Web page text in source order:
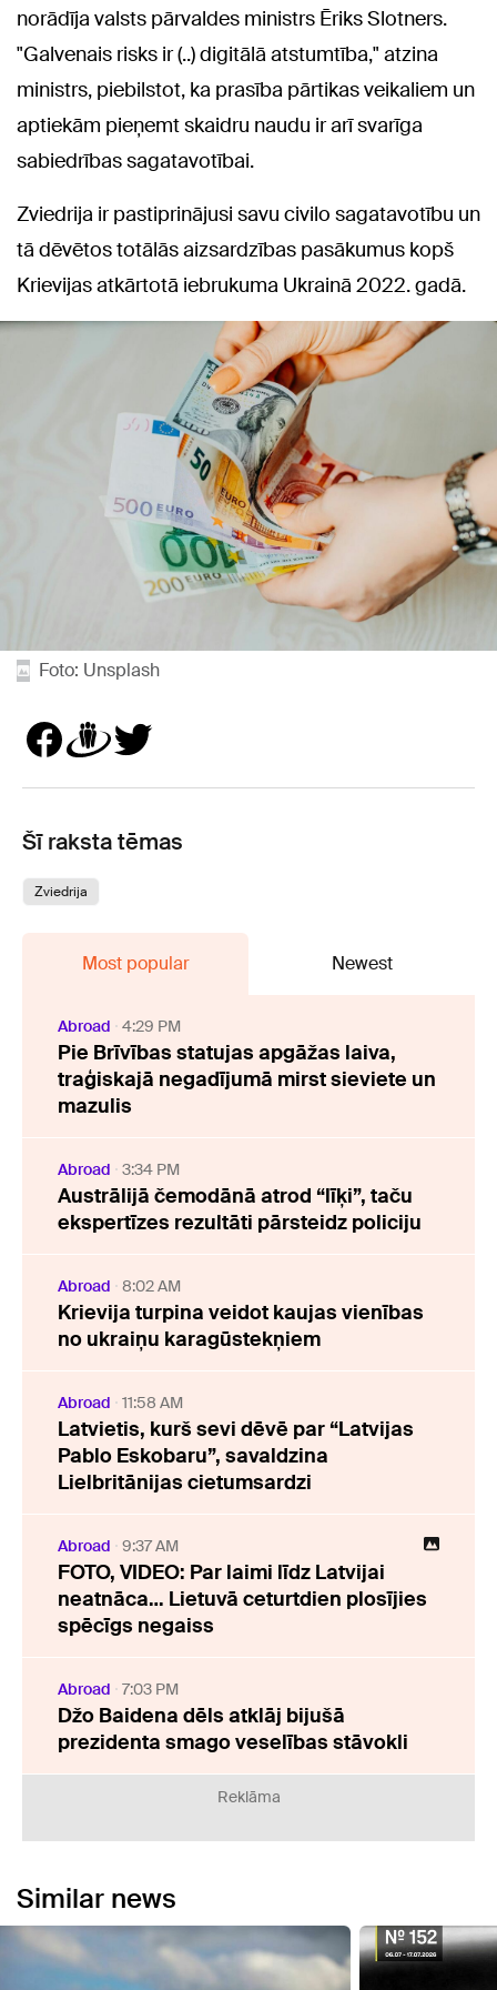
norādīja valsts pārvaldes ministrs Ēriks Slotners.
"Galvenais risks ir (..) digitālā atstumtība," atzina
ministrs, piebilstot, ka prasība pārtikas veikaliem un
aptiekām pieņemt skaidru naudu ir arī svarīga
sabiedrības sagatavotībai.
Zviedrija ir pastiprinājusi savu civilo sagatavotību un
tā dēvētos totālās aizsardzības pasākumus kopš
Krievijas atkārtotā iebrukuma Ukrainā 2022. gadā.
Foto: Unsplash
Šī raksta tēmas
Zviedrija
Most popular Newest
Abroad 4:29 PM
Pie Brīvības statujas apgāžas laiva,
traģiskajā negadījumā mirst sieviete un
mazulis
Abroad 3:34 PM
Austrālijā čemodānā atrod “līķi”, taču
ekspertīzes rezultāti pārsteidz policiju
Abroad 8:02 AM
Krievija turpina veidot kaujas vienības
no ukraiņu karagūstekņiem
Abroad 11:58 AM
Latvietis, kurš sevi dēvē par “Latvijas
Pablo Eskobaru”, savaldzina
Lielbritānijas cietumsardzi
Abroad 9:37 AM
FOTO, VIDEO: Par laimi līdz Latvijai
neatnāca… Lietuvā ceturtdien plosījies
spēcīgs negaiss
Abroad 7:03 PM
Džo Baidena dēls atklāj bijušā
prezidenta smago veselības stāvokli
Reklāma
Similar news